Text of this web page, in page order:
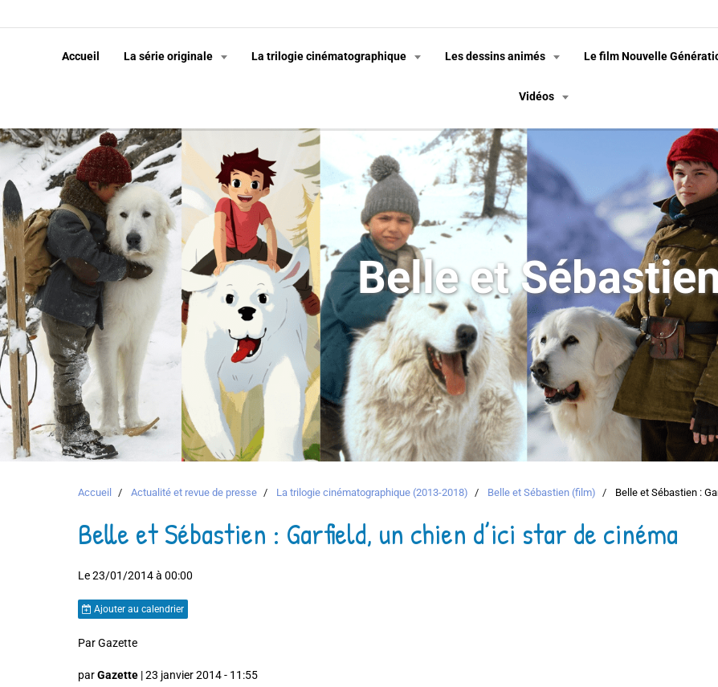
Accueil La série originale La trilogie cinématographique Les dessins animés Le film Nouvelle
Vidéos
Belle et
Accueil Actualité et revue de presse La trilogie cinématographique (2013-2018) Belle et Sébastien (film) Belle et Sébastien :
Belle et Sébastien : Garfield, un chien d’ici star de cinéma
Le 23/01/2014à 00:00
Ajouter au calendrier
Par Gazette
parGazette | 23 janvier 2014 - 11:55